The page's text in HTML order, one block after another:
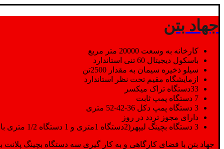
جهاد بتن
کارخانه به وسعت 20000 متر مربع
باسکول دیجیتال 60 تنی استاندارد
سیلو ذخیره سیمان به مقدار 2500تن
ازمایشگاه مقیم تحت نظر استاندارد
33دستگاه تراک میکسر
7 دستگاه پمپ ثابت
3 دستگاه پمپ دکل 36-42-52 متری
دارای مجوز تردد در روز
3 دستگاه بچینگ لیپهر(2دستگاه 1متری و 1 دستگاه 1/2 متری با توان تولید 150 متر مکعب در ساعت)
جهاد بتن با فضای کارگاهی و به کار گیری سه دستگاه بچینگ پلانت با ظرفیت 2500 تن در کنار پرسنل متخصص و پر تلاش واحدهای تولید و ازمایشگاه,بتن با کیفیت را برای واحد